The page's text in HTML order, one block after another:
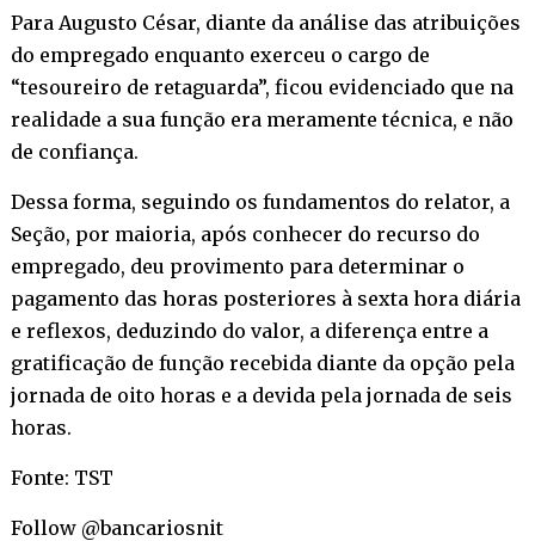
Para Augusto César, diante da análise das atribuições
do empregado enquanto exerceu o cargo de
“tesoureiro de retaguarda”, ficou evidenciado que na
realidade a sua função era meramente técnica, e não
de confiança.
Dessa forma, seguindo os fundamentos do relator, a
Seção, por maioria, após conhecer do recurso do
empregado, deu provimento para determinar o
pagamento das horas posteriores à sexta hora diária
e reflexos, deduzindo do valor, a diferença entre a
gratificação de função recebida diante da opção pela
jornada de oito horas e a devida pela jornada de seis
horas.
Fonte: TST
Follow @bancariosnit